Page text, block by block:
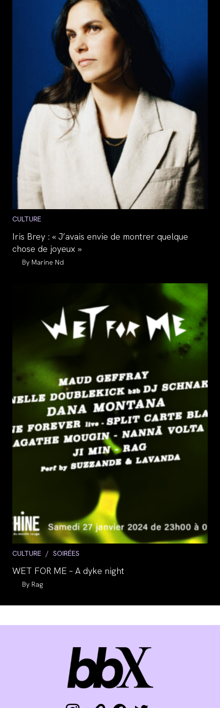
Post
CULTURE
Iris Brey : « J’avais envie de montrer quelque
chose de joyeux »
Auteur/autrice
Marine Nd
Post
CULTURE / SOIRÉES
WET FOR ME – A dyke night
Auteur/autrice
la
Rag
instagram
link facebooktwitter